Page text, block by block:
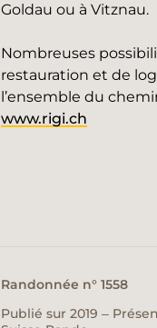
Goldau ou à Vitznau.
Nombreuses
restauration et de
l’ensemble du
www.rigi.ch
Randonnée n° 1558
Publié sur 2019 ‒